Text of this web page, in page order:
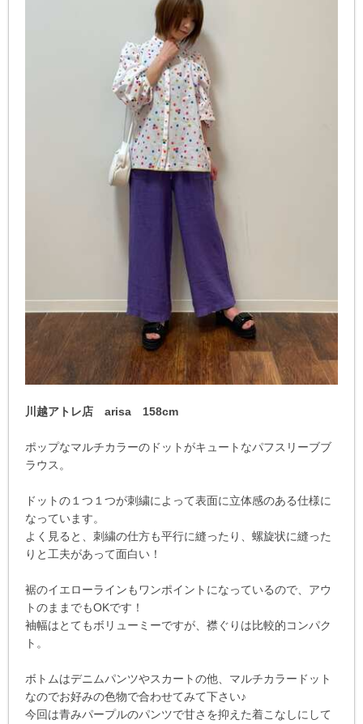
川越アトレ店 arisa 158cm
ポップなマルチカラーのドットがキュートなパフスリーブブ
ラウス。
ドットの１つ１つが刺繍によって表面に立体感のある仕様に
なっています。
よく見ると、刺繍の仕方も平行に縫ったり、螺旋状に縫った
りと工夫があって面白い！
裾のイエローラインもワンポイントになっているので、アウ
トのままでもOKです！
袖幅はとてもボリューミーですが、襟ぐりは比較的コンパク
ト。
ボトムはデニムパンツやスカートの他、マルチカラードット
なのでお好みの色物で合わせてみて下さい♪
今回は青みパープルのパンツで甘さを抑えた着こなしにして